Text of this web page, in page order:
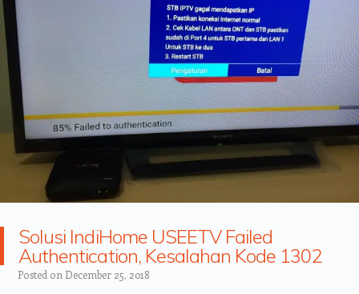
Solusi IndiHome USEETV Failed
Authentication, Kesalahan Kode 1302
Posted on December 25, 2018